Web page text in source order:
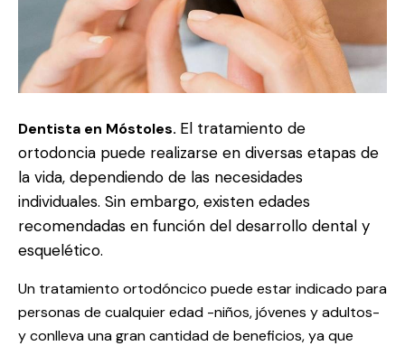
Dentista en Móstoles. El tratamiento de
ortodoncia puede realizarse en diversas etapas de
la vida, dependiendo de las necesidades
individuales. Sin embargo, existen edades
recomendadas en función del desarrollo dental y
esquelético.
Un tratamiento ortodóncico puede estar indicado para
personas de cualquier edad -niños, jóvenes y adultos-
y conlleva una gran cantidad de beneficios, ya que